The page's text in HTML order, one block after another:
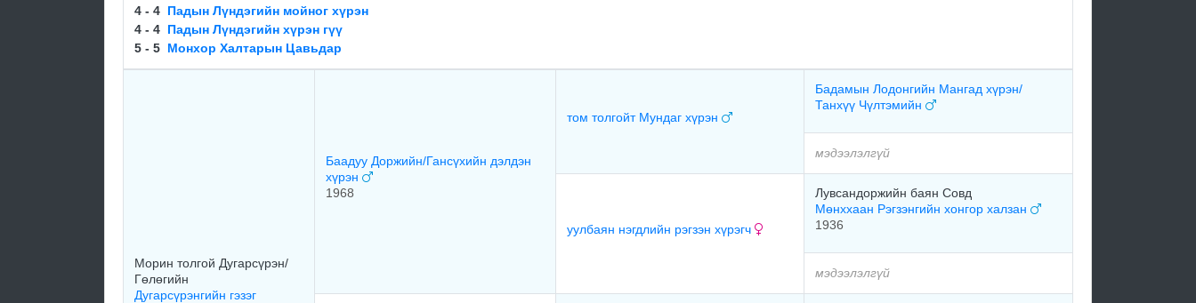
4 - 4 Падын Лүндэгийн мойног хүрэн
4 - 4 Падын Лүндэгийн хүрэн гүү
5 - 5 Монхор Халтарын Цавьдар
Морин толгой Дугарсүрэн/
Гөлөгийн
Дугарсүрэнгийн гэзэг
Баадуу Доржийн/Гансүхийн дэлдэн
хүрэн
1968
том толгойт Мундаг хүрэн
Бадамын Лодонгийн Мангад хүрэн/
Танхүү Чүлтэмийн
мэдээлэлгүй
уулбаян нэгдлийн рэгзэн хүрэгч
Лувсандоржийн баян Совд
Мөнххаан Рэгзэнгийн хонгор халзан
1936
мэдээлэлгүй